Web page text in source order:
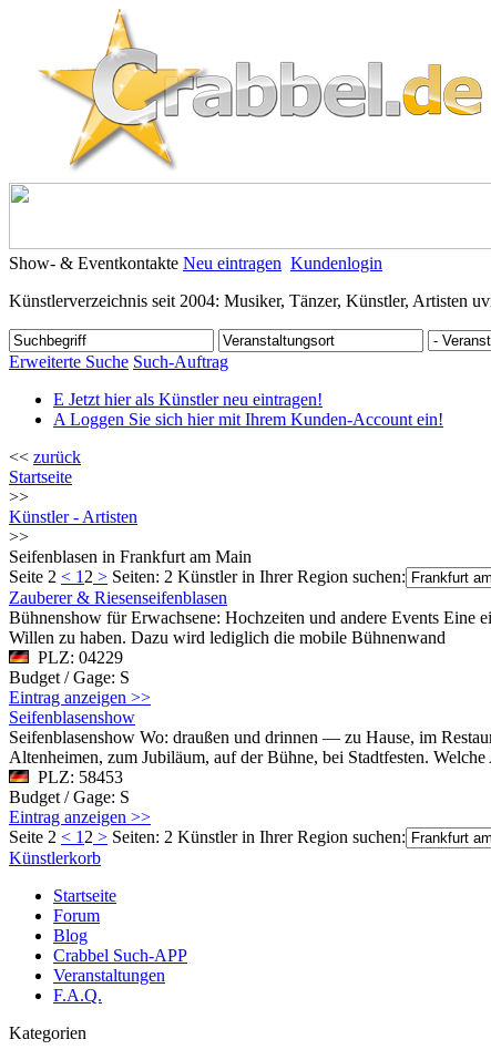
Show- & Eventkontakte Neu eintragen Kundenlogin
Künstlerverzeichnis seit 2004: Musiker, Tänzer, Künstler, Artisten
Erweiterte Suche Such-Auftrag
E Jetzt hier als Künstler neu eintragen!
A Loggen Sie sich hier mit Ihrem Kunden-Account ein!
<< zurück
Startseite
>>
Künstler - Artisten
>>
Seifenblasen in Frankfurt am Main
Seite 2 < 1 2 > Seiten: 2 Künstler in Ihrer Region suchen:
Zauberer & Riesenseifenblasen
Bühnenshow für Erwachsene: Hochzeiten und andere Events Eine
Willen zu haben. Dazu wird lediglich die mobile Bühnenwand
PLZ: 04229
Budget / Gage: S
Eintrag anzeigen >>
Seifenblasenshow
Seifenblasenshow Wo: draußen und drinnen — zu Hause, im
Altenheimen, zum Jubiläum, auf der Bühne, bei Stadtfesten.
PLZ: 58453
Budget / Gage: S
Eintrag anzeigen >>
Seite 2 < 1 2 > Seiten: 2 Künstler in Ihrer Region suchen:
Künstlerkorb
Startseite
Forum
Blog
Crabbel Such-APP
Veranstaltungen
F.A.Q.
Kategorien